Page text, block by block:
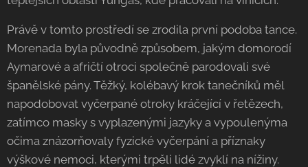
Právě v tomto prostředí se zrodila první podoba tance.
Morenada byla původně způsobem, jakým domorodí
Aymarové a afričtí otroci společně parodovali své
španělské pány. Těžký, kolébavý krok tanečníků měl
napodobovat vyčerpané otroky kráčející v řetězech,
zatímco masky s vyplazenými jazyky a vypoulenýma
očima znázorňovaly fyzické vyčerpání a příznaky
výškové nemoci, kterými trpěli lidé zvyklí na nížiny.